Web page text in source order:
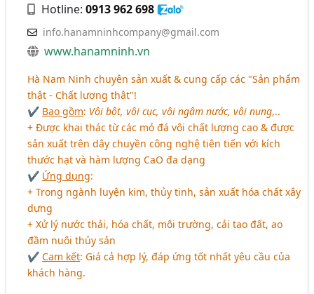
Hotline:0913 962 698
info.hanamninhcompany@gmail.com
www.hanamninh.vn
Hà Nam Ninh chuyên sản xuất & cung cấp các "Sản phẩm
thật - Chất lượng thật"!
✔ Bao gồm: Vôi bột, vôi cục, vôi ngậm nước, vôi nung,..
+ Được khai thác từ các mỏ đá vôi chất lượng cao & được
sản xuất trên dây chuyền công nghệ tiên tiến với kích
thước hạt và hàm lượng CaO đa dạng
✔ Ứng dụng:
+ Trong ngành luyện kim, thủy tinh, sản xuất hóa chất xây
dựng
+ Xử lý nước thải, hóa chất, môi trường, cải tạo đất, ao
đầm nuôi thủy sản
✔Cam kết: Giá cả hợp lý, đáp ứng tốt nhất yêu cầu của
khách hàng.